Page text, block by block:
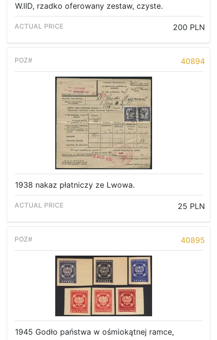
W.IID, rzadko oferowany zestaw, czyste.
200 PLN
40894
1938 nakaz płatniczy ze Lwowa.
25 PLN
40895
1945 Godło państwa w ośmiokątnej ramce,